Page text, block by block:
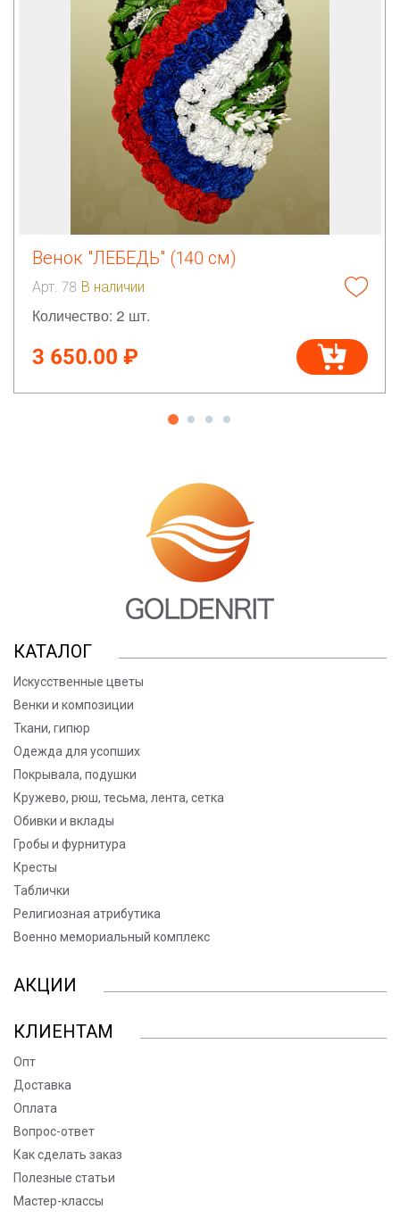
Венок "ЛЕБЕДЬ" (140 см)
Арт. 78 В наличии
Количество: 2 шт.
3 650.00 ₽
КАТАЛОГ
Искусственные цветы
Венки и композиции
Ткани, гипюр
Одежда для усопших
Покрывала, подушки
Кружево, рюш, тесьма, лента, сетка
Обивки и вклады
Гробы и фурнитура
Кресты
Таблички
Религиозная атрибутика
Военно мемориальный комплекс
АКЦИИ
КЛИЕНТАМ
Опт
Доставка
Оплата
Вопрос-ответ
Как сделать заказ
Полезные статьи
Мастер-классы